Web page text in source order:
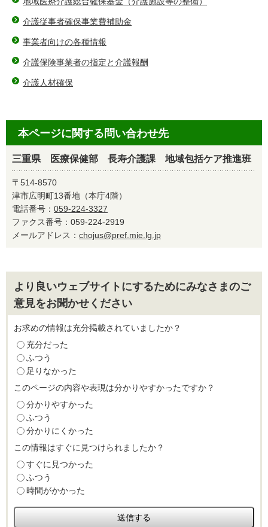
介護従事者確保事業費補助金
事業者向けの各種情報
介護保険事業者の指定と介護報酬
介護人材確保
本ページに関する問い合わせ先
三重県 医療保健部 長寿介護課 地域包括ケア推進班
〒514-8570
津市広明町13番地（本庁4階）
電話番号： 059-224-3327
ファクス番号：059-224-2919
メールアドレス： chojus@pref.mie.lg.jp
より良いウェブサイトにするためにみなさまのご
意見をお聞かせください
お求めの情報は充分掲載されていましたか？
充分だった
ふつう
足りなかった
このページの内容や表現は分かりやすかったですか？
分かりやすかった
ふつう
分かりにくかった
この情報はすぐに見つけられましたか？
すぐに見つかった
ふつう
時間がかかった